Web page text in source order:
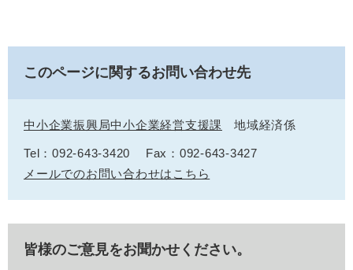
このページに関するお問い合わせ先
中小企業振興局中小企業経営支援課 地域経済係
Tel：092-643-3420
Fax：092-643-3427
メールでのお問い合わせはこちら
皆様のご意見をお聞かせください。